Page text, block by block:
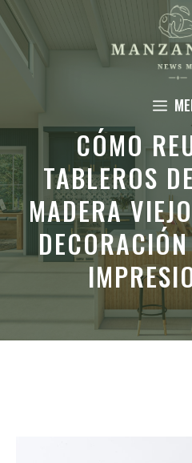
Saltar
al
contenido
CÓMO
TABLEROS
MADERA